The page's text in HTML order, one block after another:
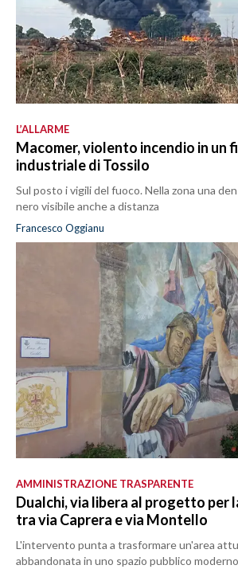
L’ALLARME
Macomer, violento incendio in un
industriale di Tossilo
Sul posto i vigili del fuoco. Nella zona una
nero visibile anche a distanza
Francesco Oggianu
AMMINISTRAZIONE TRASPARENTE
Dualchi, via libera al progetto per
tra via Caprera e via Montello
L'intervento punta a trasformare un'area
abbandonata in uno spazio pubblico